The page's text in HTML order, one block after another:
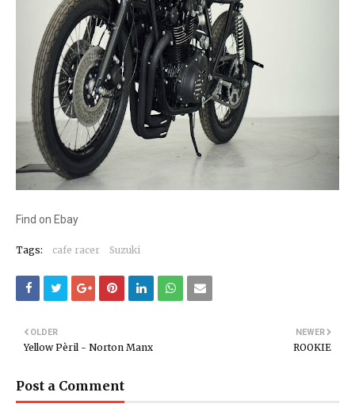
Find on Ebay
Tags: cafe racer Suzuki
NEWER
ROOKIE
OLDER
Yellow Pèril - Norton Manx
Post a Comment